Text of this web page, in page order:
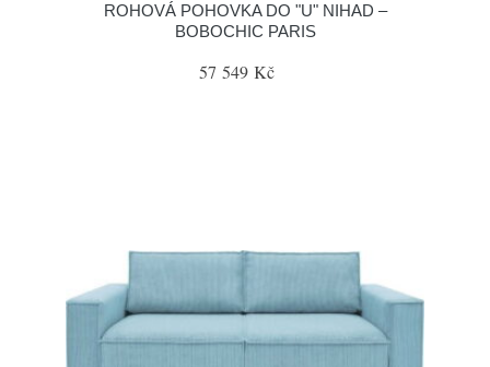
ROHOVÁ POHOVKA DO "U" NIHAD –
BOBOCHIC PARIS
57 549 Kč